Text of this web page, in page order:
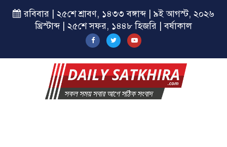
রবিবার | ২৫শে শ্রাবণ, ১৪৩৩ বঙ্গাব্দ | ৯ই আগস্ট, ২০২৬
খ্রিস্টাব্দ | ২৫শে সফর, ১৪৪৮ হিজরি | বর্ষাকাল